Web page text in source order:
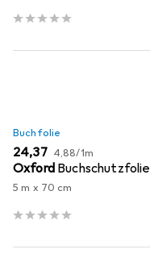
Buchfolie
EUR
24,37 EUR
4,88/1m
Oxford Buchschutzfolie
5 m x 70 cm